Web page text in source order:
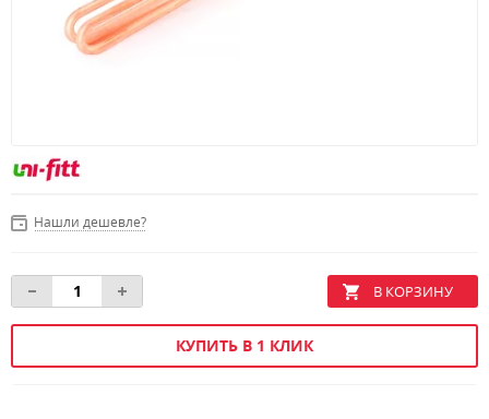
Нашли дешевле?
КУПИТЬ В 1 КЛИК